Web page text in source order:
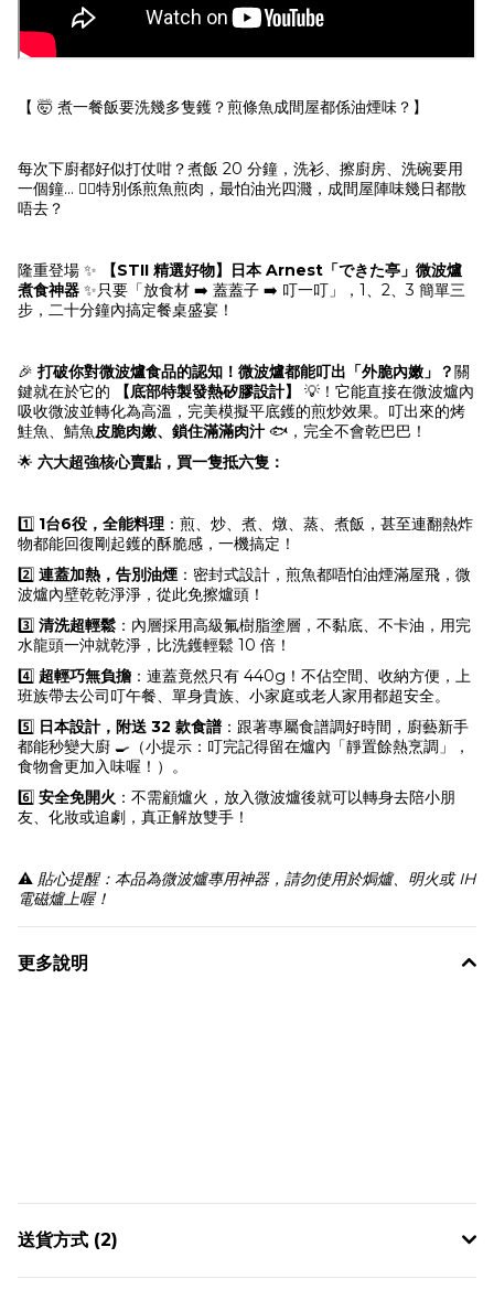
【 🤯 煮一餐飯要洗幾多隻鑊？煎條魚成間屋都係油煙味？】
每次下廚都好似打仗咁？煮飯 20 分鐘，洗衫、擦廚房、洗碗要用
一個鐘… 🤦‍♀️特別係煎魚煎肉，最怕油光四濺，成間屋陣味幾日都散
唔去？
隆重登場 ✨
【STII 精選好物】日本 Arnest「できた亭」微波爐
煮食神器 ✨只要「放食材 ➡️ 蓋蓋子 ➡️ 叮一叮」，1、2、3 簡單三
步，二十分鐘內搞定餐桌盛宴！
🎉 打破你對微波爐食品的認知！微波爐都能叮出「外脆內嫩」？關
鍵就在於它的
【底部特製發熱矽膠設計】
💡！它能直接在微波爐內
吸收微波並轉化為高溫，完美模擬平底鑊的煎炒效果。叮出來的烤
鮭魚、鯖魚皮脆肉嫩、鎖住滿滿肉汁🐟，完全不會乾巴巴！
🌟 六大超強核心賣點，買一隻抵六隻：
1️⃣ 1台6役，全能料理 ：煎、炒、煮、燉、蒸、煮飯，甚至連翻熱炸
物都能回復剛起鑊的酥脆感，一機搞定！
2️⃣ 連蓋加熱，告別油煙 ：密封式設計，煎魚都唔怕油煙滿屋飛，微
波爐內壁乾乾淨淨，從此免擦爐頭！
3️⃣ 清洗超輕鬆 ：內層採用高級氟樹脂塗層，不黏底、不卡油，用完
水龍頭一沖就乾淨，比洗鑊輕鬆 10 倍！
4️⃣ 超輕巧無負擔 ：連蓋竟然只有 440g！不佔空間、收納方便，上
班族帶去公司叮午餐、單身貴族、小家庭或老人家用都超安全。
5️⃣ 日本設計，附送 32 款食譜：跟著專屬食譜調好時間，廚藝新手
都能秒變大廚 🍳（小提示：叮完記得留在爐內「靜置餘熱烹調」，
食物會更加入味喔！）。
6️⃣ 安全免開火 ：不需顧爐火，放入微波爐後就可以轉身去陪小朋
友、化妝或追劇，真正解放雙手！
⚠️ 貼心提醒：本品為微波爐專用神器，請勿使用於焗爐、明火或 IH
電磁爐上喔！
更多說明
送貨方式 (2)